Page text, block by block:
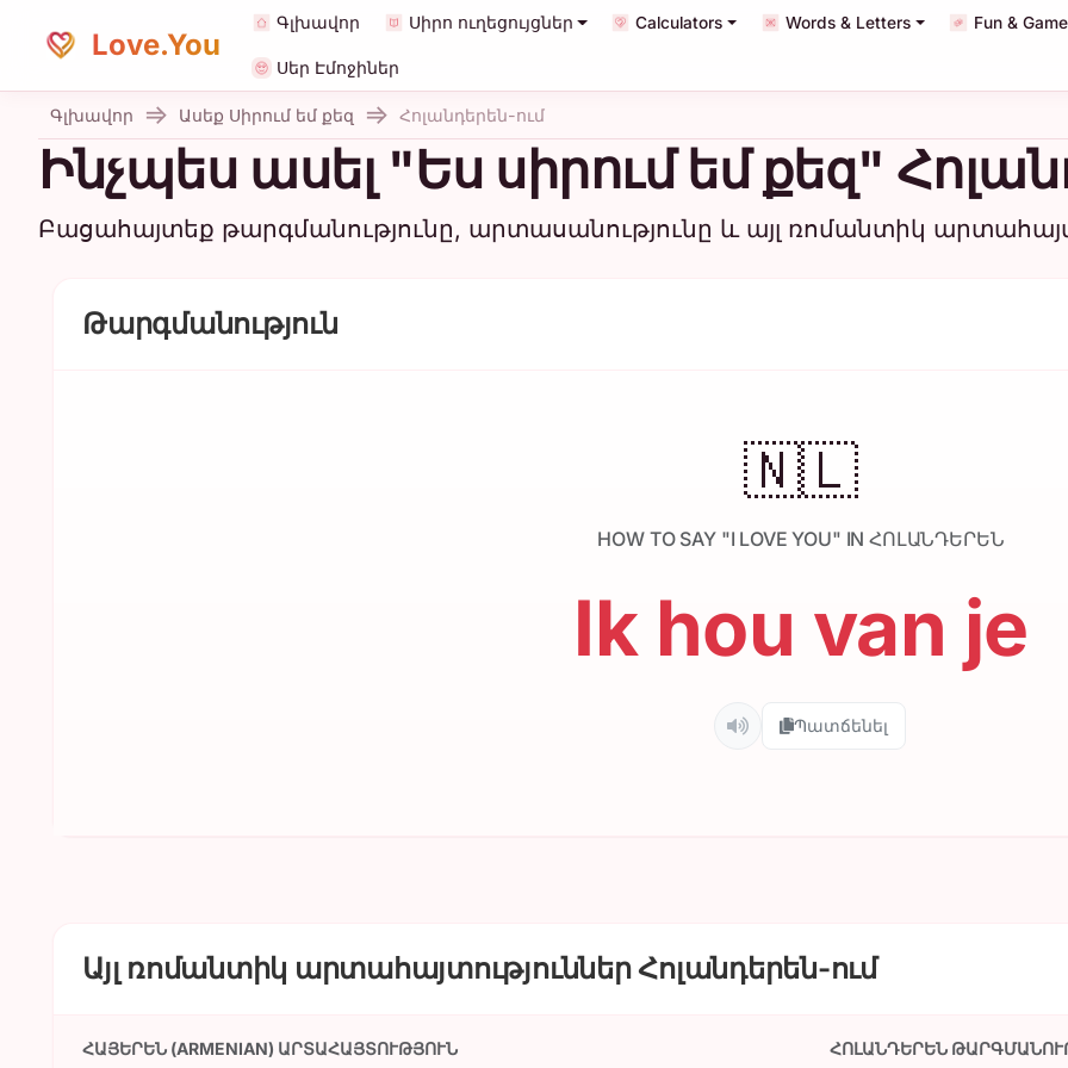
Love.You
Գլխավոր Սիրո ուղեցույցներ Calculators Words & Letters Fun &
Սեր Էմոջիներ
Գլխավոր Ասեք Սիրում եմ քեզ Հոլանդերեն-ում
Ինչպես ասել "Ես սիրում եմ քեզ"
Բացահայտեք թարգմանությունը, արտասանությունը և այլ ռոմանտիկ
Թարգմանություն
🇳🇱
HOW TO SAY "I LOVE YOU" IN ՀՈԼԱՆԴԵՐԵՆ
Ik hou van je
Պատճենել
Այլ ռոմանտիկ արտահայտություններ Հոլանդերեն-ում
ՀԱՅԵՐԵՆ (ARMENIAN) ԱՐՏԱՀԱՅՏՈՒԹՅՈՒՆ ՀՈԼԱՆԴԵՐԵՆ